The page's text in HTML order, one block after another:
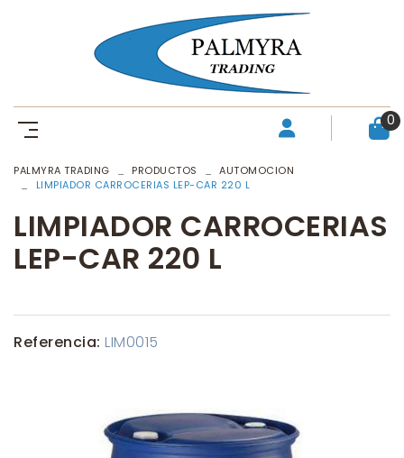
0
PALMYRA TRADING PRODUCTOS
AUTOMOCION
LIMPIADOR CARROCERIAS LEP-CAR 220 L
LIMPIADOR CARROCERIAS
LEP-CAR 220 L
Referencia: LIM0015